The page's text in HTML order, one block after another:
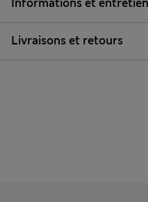
Informations et entretien
Livraisons et retours